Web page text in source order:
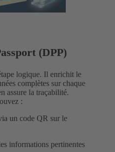
(DPP)
logique. Il enrichit le
complètes sur chaque
assure la traçabilité.
:
un code QR sur le
informations pertinentes